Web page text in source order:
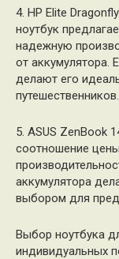
4. HP Elite
ноутбук
надежную
от аккумулятора.
делают его
путешественников.
5. ASUS ZenBook
соотношение
аккумулятора
выбором для
Выбор ноутбука
индивидуальных